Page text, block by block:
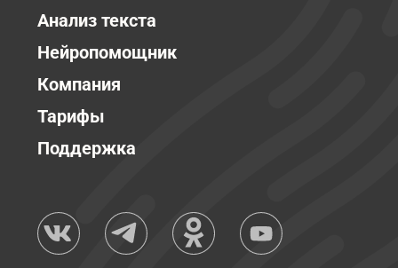
Анализ текста
Нейропомощник
Компания
Тарифы
Поддержка